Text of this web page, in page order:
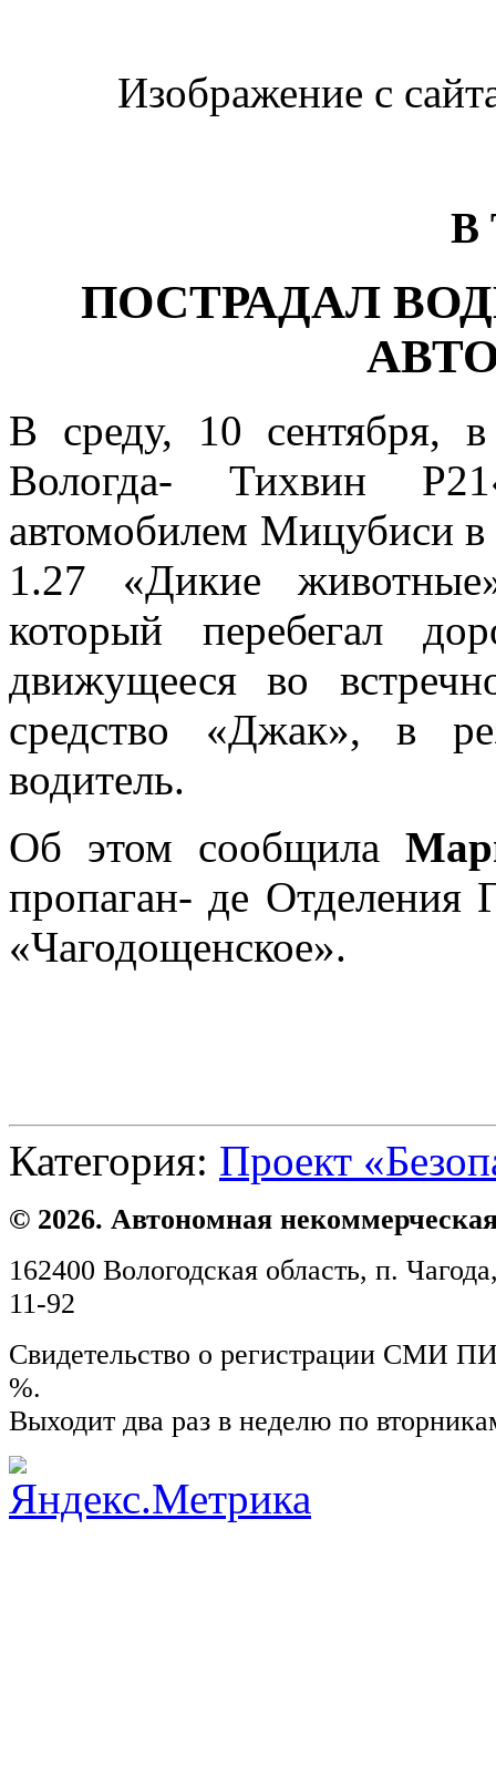
Изображение с
В
ПОСТРАДАЛ
В среду, 10 сентября,
Вологда- Тихвин
автомобилем Мицубиси в
1.27 «Дикие
который перебегал
движущееся во
средство «Джак», в
водитель.
Об этом сообщила
пропаган- де Отделения
«Чагодощенское».
Категория: Проект
© 2026. Автономная
162400 Вологодская область, п.
11-92
Свидетельство о регистрации СМИ
%.
Выходит два раз в неделю по